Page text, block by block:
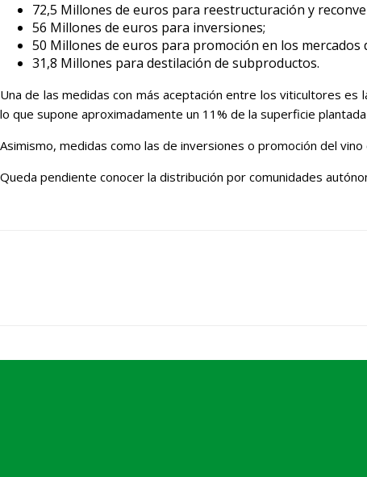
72,5 Millones de euros para reestructuración y
56 Millones de euros para inversiones;
50 Millones de euros para promoción en los mercados
31,8 Millones para destilación de subproductos.
Una de las medidas con más aceptación entre los viticultores
lo que supone aproximadamente un 11% de la superficie
Asimismo, medidas como las de inversiones o promoción del
Queda pendiente conocer la distribución por comunidades